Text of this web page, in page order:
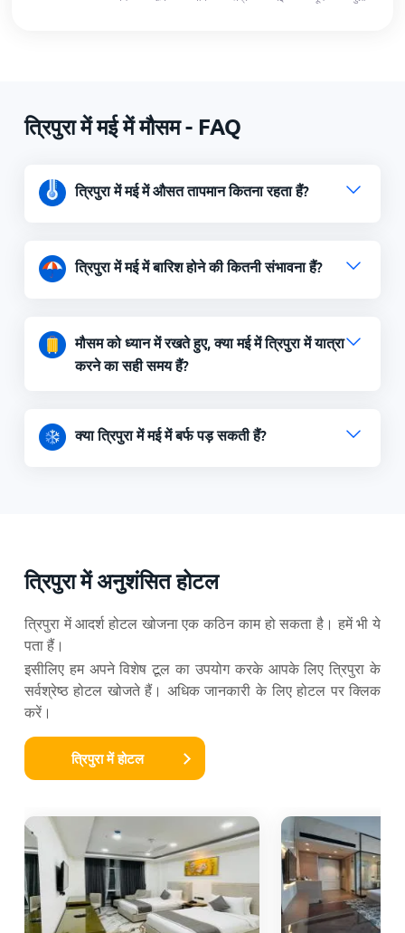
त्रिपुरा में मई में मौसम - FAQ
त्रिपुरा में मई में औसत तापमान कितना रहता हैं?
त्रिपुरा में मई में बारिश होने की कितनी संभावना हैं?
मौसम को ध्यान में रखते हुए, क्या मई में त्रिपुरा में यात्रा
करने का सही समय हैं?
क्या त्रिपुरा में मई में बर्फ पड़ सकती हैं?
त्रिपुरा में अनुशंसित होटल
त्रिपुरा में आदर्श होटल खोजना एक कठिन काम हो सकता है। हमें भी ये
पता हैं।
इसीलिए हम अपने विशेष टूल का उपयोग करके आपके लिए त्रिपुरा के
सर्वश्रेष्ठ होटल खोजते हैं। अधिक जानकारी के लिए होटल पर क्लिक
करें।
त्रिपुरा में होटल